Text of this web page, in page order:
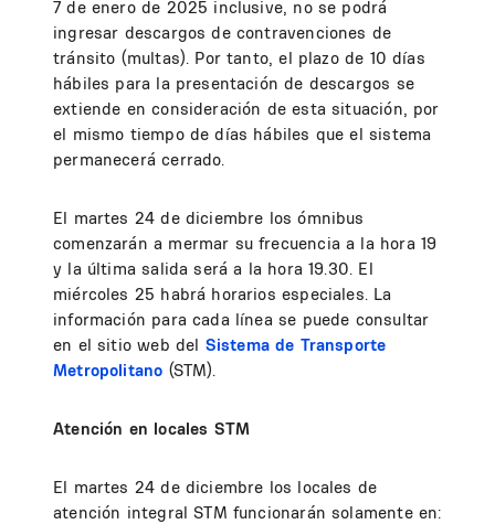
7 de enero de 2025 inclusive, no se podrá
ingresar descargos de contravenciones de
tránsito (multas). Por tanto, el plazo de 10 días
hábiles para la presentación de descargos se
extiende en consideración de esta situación, por
el mismo tiempo de días hábiles que el sistema
permanecerá cerrado.
El martes 24 de diciembre los ómnibus
comenzarán a mermar su frecuencia a la hora 19
y la última salida será a la hora 19.30. El
miércoles 25 habrá horarios especiales. La
información para cada línea se puede consultar
en el sitio web del Sistema de Transporte
Metropolitano (STM).
Atención en locales STM
El martes 24 de diciembre los locales de
atención integral STM funcionarán solamente en: